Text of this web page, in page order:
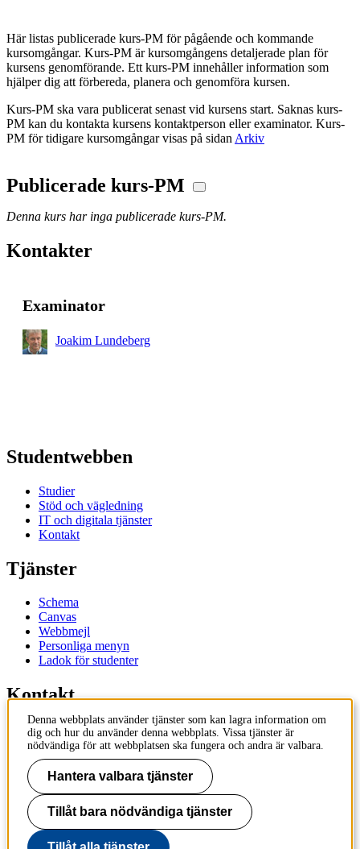
Här listas publicerade kurs-PM för pågående och kommande
kursomgångar. Kurs-PM är kursomgångens detaljerade plan för
kursens genomförande. Ett kurs-PM innehåller information som
hjälper dig att förbereda, planera och genomföra kursen.
Kurs-PM ska vara publicerat senast vid kursens start. Saknas kurs-
PM kan du kontakta kursens kontaktperson eller examinator. Kurs-
PM för tidigare kursomgångar visas på sidan Arkiv
Publicerade kurs-PM
Denna kurs har inga publicerade kurs-PM.
Kontakter
Examinator
Joakim Lundeberg
Studentwebben
Studier
Stöd och vägledning
IT och digitala tjänster
Kontakt
Tjänster
Schema
Canvas
Webbmejl
Personliga menyn
Ladok för studenter
Kontakt
Kontakta utbildningsprogram
Kontakta kurs
IT-support
KTH Entré
KTH
100 44 Stockholm
+46 8 790 60 00
Denna webbplats använder tjänster som kan lagra information om
dig och hur du använder denna webbplats. Vissa tjänster är
nödvändiga för att webbplatsen ska fungera och andra är valbara.
Hantera valbara tjänster
Tillåt bara nödvändiga tjänster